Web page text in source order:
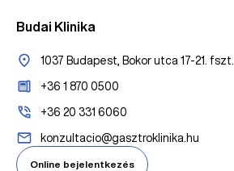
Budai Klinika
1037 Budapest, Bokor utca 17-21. fszt.
+36 1 870 0500
+36 20 331 6060
konzultacio@gasztroklinika.hu
Online bejelentkezés